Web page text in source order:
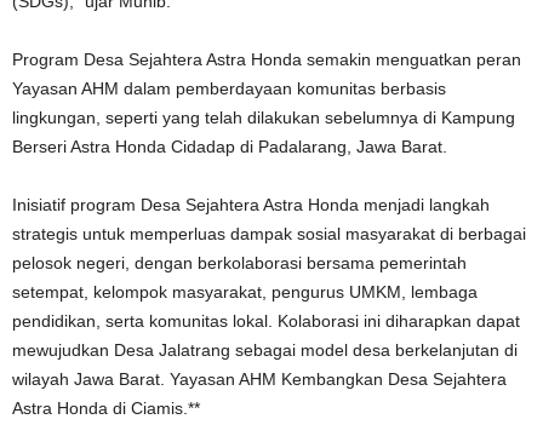
Program Desa Sejahtera Astra Honda semakin menguatkan peran
Yayasan AHM dalam pemberdayaan komunitas berbasis
lingkungan, seperti yang telah dilakukan sebelumnya di Kampung
Berseri Astra Honda Cidadap di Padalarang, Jawa Barat.
Inisiatif program Desa Sejahtera Astra Honda menjadi langkah
strategis untuk memperluas dampak sosial masyarakat di berbagai
pelosok negeri, dengan berkolaborasi bersama pemerintah
setempat, kelompok masyarakat, pengurus UMKM, lembaga
pendidikan, serta komunitas lokal. Kolaborasi ini diharapkan dapat
mewujudkan Desa Jalatrang sebagai model desa berkelanjutan di
wilayah Jawa Barat. Yayasan AHM Kembangkan Desa Sejahtera
Astra Honda di Ciamis.**